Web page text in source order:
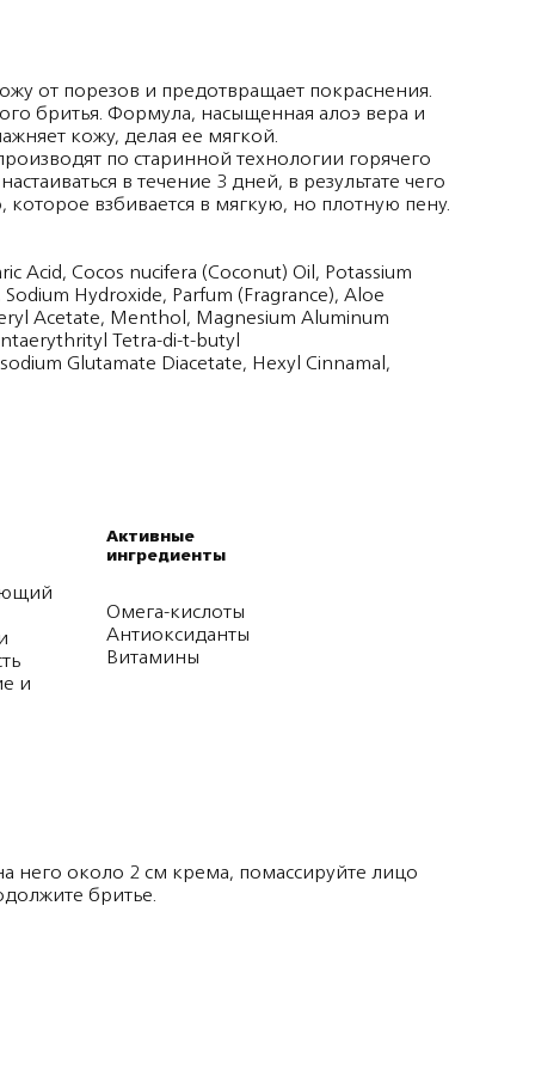
от порезов и предотвращает покраснения.
бритья. Формула, насыщенная алоэ вера и
кожу, делая ее мягкой.
по старинной технологии горячего
в течение 3 дней, в результате чего
которое взбивается в мягкую, но плотную пену.
Acid, Cocos nucifera (Coconut) Oil, Potassium
Hydroxide, Parfum (Fragrance), Aloe
Acetate, Menthol, Magnesium Aluminum
Tetra-di-t-butyl
Glutamate Diacetate, Hexyl Cinnamal,
и
Активные
ингредиенты
Омега-кислоты
Антиоксиданты
Витамины
него около 2 см крема, помассируйте лицо
бритье.